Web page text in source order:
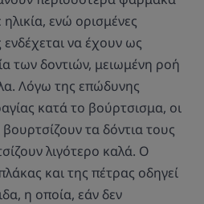
ενώ ορισμένες
να έχουν ως
των δοντιών, μειωμένη ροή
Λόγω της επώδυνης
κατά το βούρτσισμα, οι
βουρτσίζουν τα δόντια τους
λιγότερο καλά. Ο
και της πέτρας οδηγεί
η οποία, εάν δεν